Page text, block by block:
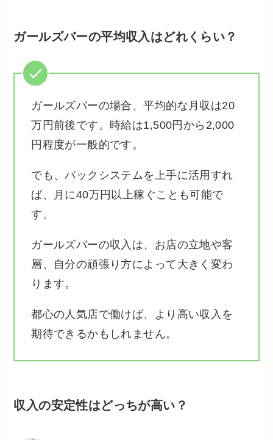
ガールズバーの平均収入はどれくらい？
ガールズバーの場合、平均的な月収は20
万円前後です。時給は1,500円から2,000
円程度が一般的です。
でも、バックシステムを上手に活用すれ
ば、月に40万円以上稼ぐことも可能で
す。
ガールズバーの収入は、お店の立地や客
層、自分の頑張り方によって大きく変わ
ります。
都心の人気店で働けば、より高い収入を
期待できるかもしれません。
収入の安定性はどっちが高い？